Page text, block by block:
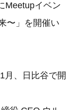
Meetupイベン
〜」を開催い
月、日比谷で開